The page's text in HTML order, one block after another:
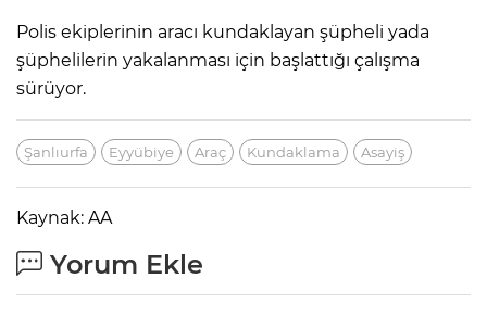
Polis ekiplerinin aracı kundaklayan şüpheli yada
şüphelilerin yakalanması için başlattığı çalışma
sürüyor.
Şanlıurfa Eyyübiye Araç Kundaklama Asayiş
Kaynak: AA
Yorum Ekle